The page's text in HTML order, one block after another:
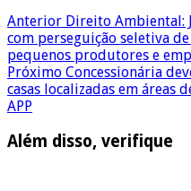
Anterior Direito Ambiental:
com perseguição seletiva
pequenos produtores e
Próximo Concessionária
casas localizadas em áreas
APP
Além disso, verifique